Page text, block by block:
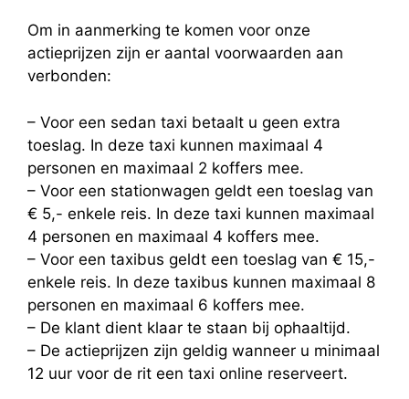
Om in aanmerking te komen voor onze
actieprijzen zijn er aantal voorwaarden aan
verbonden:
– Voor een sedan taxi betaalt u geen extra
toeslag. In deze taxi kunnen maximaal 4
personen en maximaal 2 koffers mee.
– Voor een stationwagen geldt een toeslag van
€ 5,- enkele reis. In deze taxi kunnen maximaal
4 personen en maximaal 4 koffers mee.
– Voor een taxibus geldt een toeslag van € 15,-
enkele reis. In deze taxibus kunnen maximaal 8
personen en maximaal 6 koffers mee.
– De klant dient klaar te staan bij ophaaltijd.
– De actieprijzen zijn geldig wanneer u minimaal
12 uur voor de rit een taxi online reserveert.